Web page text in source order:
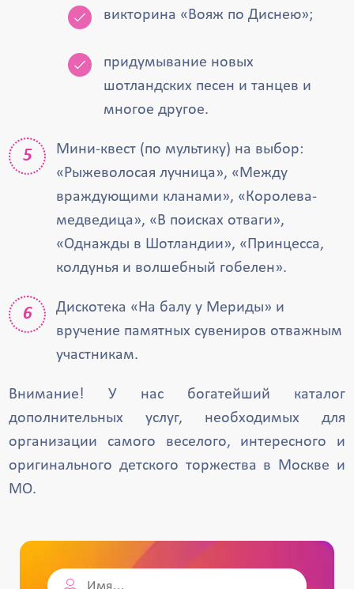
викторина «Вояж по Диснею»;
придумывание новых
шотландских песен и танцев и
многое другое.
Мини-квест (по мультику) на выбор:
«Рыжеволосая лучница», «Между
враждующими кланами», «Королева-
медведица», «В поисках отваги»,
«Однажды в Шотландии», «Принцесса,
колдунья и волшебный гобелен».
Дискотека «На балу у Мериды» и
вручение памятных сувениров отважным
участникам.
Внимание! У нас богатейший каталог
дополнительных услуг, необходимых для
организации самого веселого, интересного и
оригинального детского торжества в Москве и
МО.